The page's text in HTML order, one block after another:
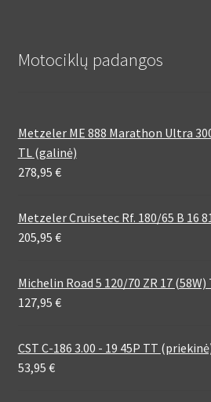
Motociklų padangos
Metzeler ME 888 Marathon Ultra
TL (galinė)
278,95 €
Metzeler Cruisetec Rf. 180/65 B 16
205,95 €
Michelin Road 5 120/70 ZR 17
127,95 €
CST C-186 3.00 - 19 45P TT
53,95 €